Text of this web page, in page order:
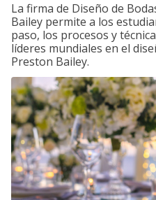
La firma de Diseño de
Bailey permite a los
paso, los procesos y
líderes mundiales en el
Preston Bailey.